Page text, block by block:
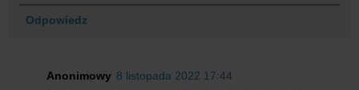
Odpowiedz
Anonimowy 8 listopada 2022 17:44